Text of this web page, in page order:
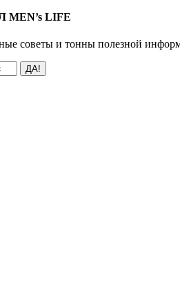
LIFE
советы и тонны полезной
ДА!